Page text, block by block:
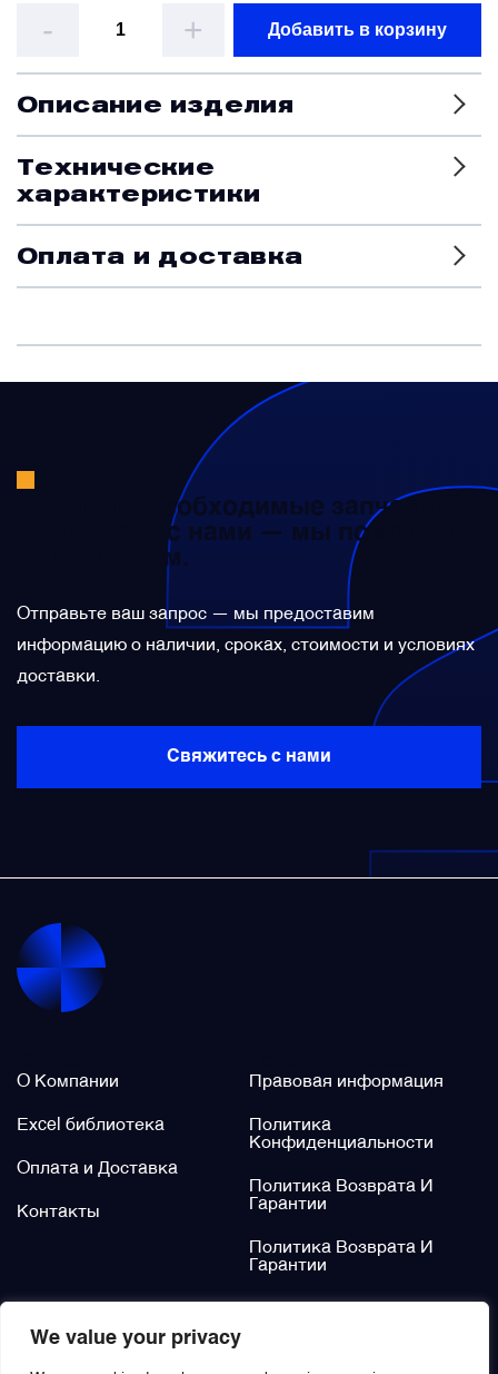
We value your privacy
- + Добавить в корзину
Описание изделия
Технические
характеристики
Оплата и доставка
Не нашли необходимые запчасти?
Свяжитесь с нами — мы поможем с
их подбором.
Свяжитесь с нами
Отправьте ваш запрос — мы предоставим
информацию о наличии, сроках, стоимости и условиях
доставки.
О Компании
Excel библиотека
Оплата и Доставка
Контакты
Правовая информация
Политика
Конфиденциальности
Политика Возврата И
Гарантии
Политика Возврата И
Гарантии
Краны и клапаны
Модули
Монтажные рамы
Насосы и регуляторы
Преобразователи напряжения
Приёмники температуры и давления
Приёмопередатчики
Щётки (угольные щётки)